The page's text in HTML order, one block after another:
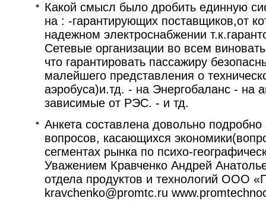
Какой смысл было дробить единную
на : -гарантирующих поставщиков,от
надежном электроснабжении
Сетевые организации во всем
что гарантировать пассажиру
малейшего представления о
аэробуса)и.тд. - на Энергобаланс -
зависимые от РЭС. - и тд.
Анкета составлена довольно
вопросов, касающихся
сегментах рынка по психо-
Уважением Кравченко Андрей
отдела продуктов и технологий ООО
kravchenko@promtc.ru